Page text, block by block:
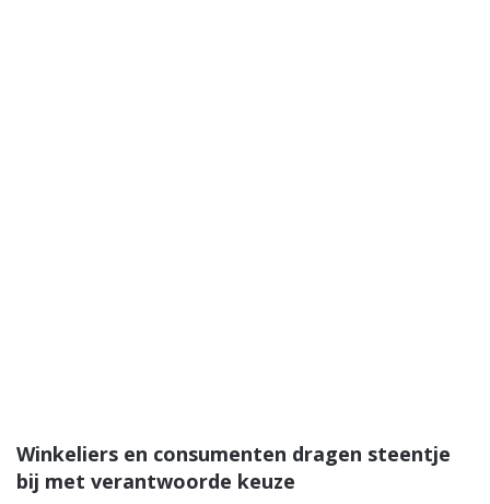
Winkeliers en consumenten dragen steentje
bij met verantwoorde keuze